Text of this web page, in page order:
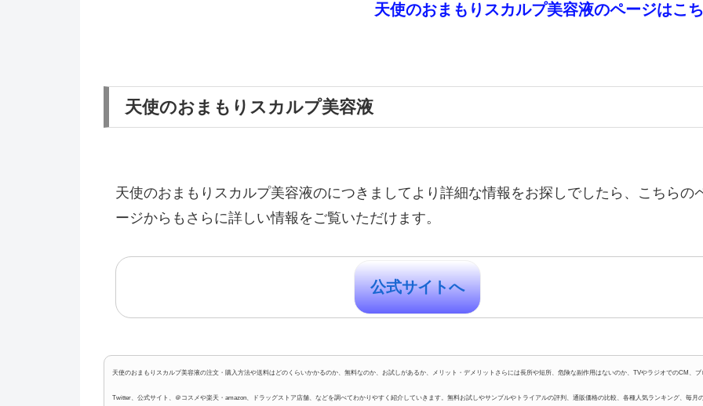
天使のおまもりスカルプ美容液のページはこ
天使のおまもりスカルプ美容液
天使のおまもりスカルプ美容液のにつきましてより詳細な情報をお探しでしたら、こちらの
ージからもさらに詳しい情報をご覧いただけます。
公式サイトへ
天使のおまもりスカルプ美容液の注文・購入方法や送料はどのくらいかかるのか、無料なのか、お試しがあるか、メリット・デメリットさらには長所や短所、危険な副作用はないのか、TVやラジオでのCM、ブ
Twitter、公式サイト、＠コスメや楽天・amazon、ドラッグストア店舗、などを調べてわかりやすく紹介していきます。無料お試しやサンプルやトライアルの評判、通販価格の比較、各種人気ランキング、毎月